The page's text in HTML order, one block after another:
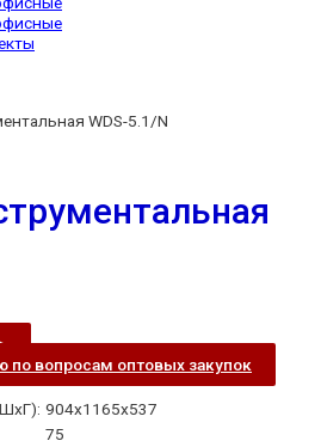
WDS-5.1/N
по вопросам оптовых закупок
904x1165x537
75